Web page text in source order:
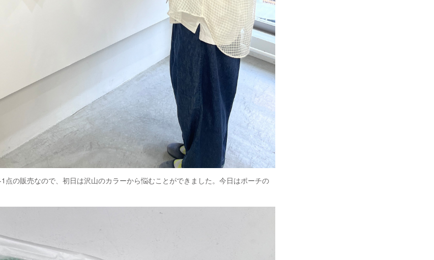
点の販売なので、初日は沢山のカラーから悩むことができました。今日はポーチの